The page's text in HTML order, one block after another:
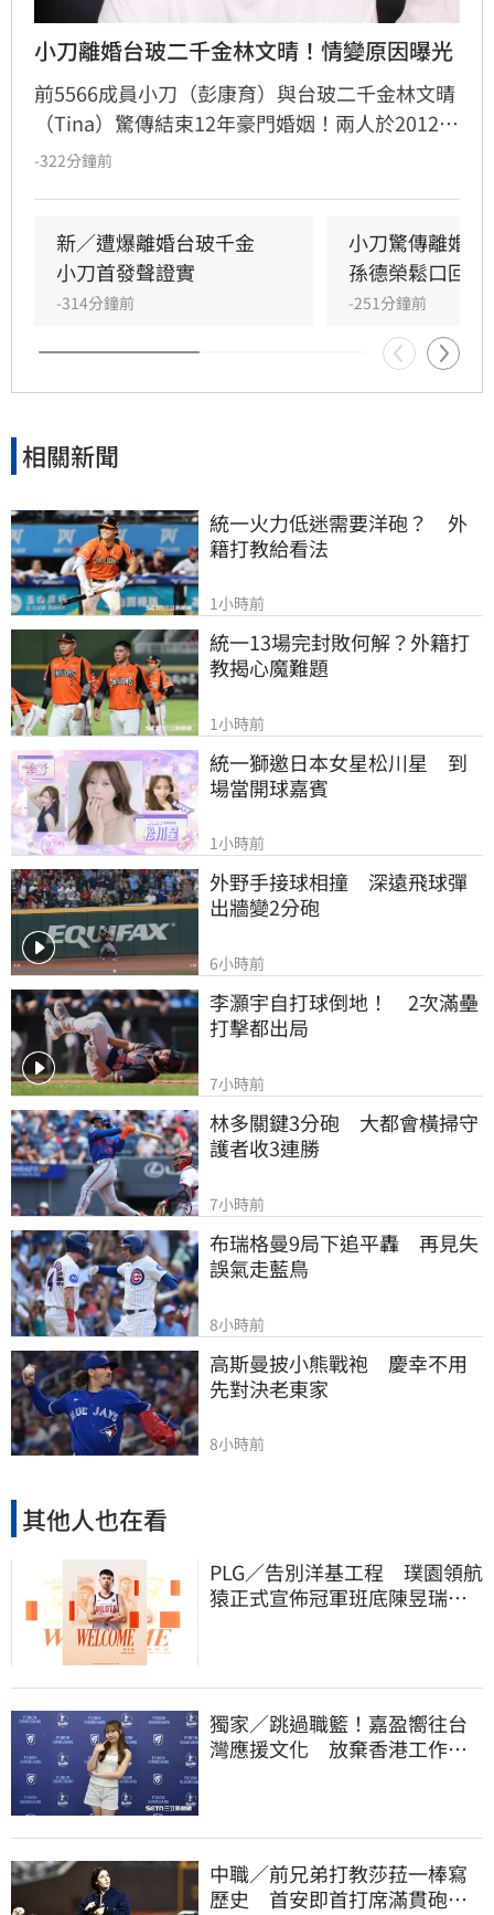
小刀離婚台玻二千金林文晴！情變原因曝光
前5566成員小刀（彭康育）與台玻二千金林文晴
（Tina）驚傳結束12年豪門婚姻！兩人於2012年
舉辦耗資逾500萬的世紀婚宴，曾是演藝圈與豪
長年相處失去交集，且小刀長期「無特別作為」
導致感情破裂。小刀昔日以5566成員身分紅遍亞
洲，後轉型幕後經營影視與文創事業，對於婚變
傳聞，雙方至今皆未公開回應與說明，昔日宛如
童
-322分鐘前
新／遭爆離婚台玻千金
小刀首發聲證實
-314分鐘前
小刀驚傳離婚
孫德榮鬆口回應
-251分鐘前
相關新聞
統一火力低迷需要洋砲？　外
籍打教給看法
1小時前
統一13場完封敗何解？外籍打
教揭心魔難題
1小時前
統一獅邀日本女星松川星　到
場當開球嘉賓
1小時前
外野手接球相撞　深遠飛球彈
出牆變2分砲
6小時前
李灝宇自打球倒地！　2次滿壘
打擊都出局
7小時前
林多關鍵3分砲　大都會橫掃守
護者收3連勝
7小時前
布瑞格曼9局下追平轟　再見失
誤氣走藍鳥
8小時前
高斯曼披小熊戰袍　慶幸不用
先對決老東家
8小時前
其他人也在看
PLG／告別洋基工程 璞園領航
猿正式宣佈冠軍班底陳昱瑞下
獨家／跳過職籃！嘉盈嚮往台
灣應援文化 放棄香港工作跨
中職／前兄弟打教莎菈一棒寫
歷史 首安即首打席滿貫砲！